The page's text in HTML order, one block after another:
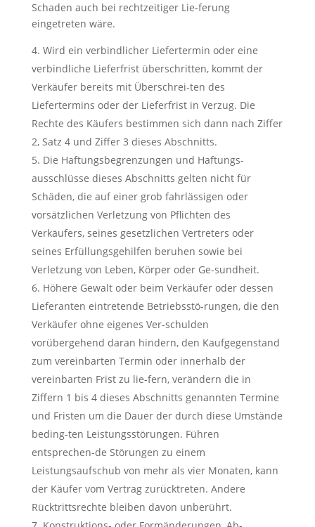
Schaden auch bei rechtzeitiger Lie-ferung
eingetreten wäre.
Wird ein verbindlicher Liefertermin oder eine
verbindliche Lieferfrist überschritten, kommt der
Verkäufer bereits mit Überschrei-ten des
Liefertermins oder der Lieferfrist in Verzug. Die
Rechte des Käufers bestimmen sich dann nach Ziffer
2, Satz 4 und Ziffer 3 dieses Abschnitts.
Die Haftungsbegrenzungen und Haftungs-
ausschlüsse dieses Abschnitts gelten nicht für
Schäden, die auf einer grob fahrlässigen oder
vorsätzlichen Verletzung von Pflichten des
Verkäufers, seines gesetzlichen Vertreters oder
seines Erfüllungsgehilfen beruhen sowie bei
Verletzung von Leben, Körper oder Ge-sundheit.
Höhere Gewalt oder beim Verkäufer oder dessen
Lieferanten eintretende Betriebsstö-rungen, die den
Verkäufer ohne eigenes Ver-schulden
vorübergehend daran hindern, den Kaufgegenstand
zum vereinbarten Termin oder innerhalb der
vereinbarten Frist zu lie-fern, verändern die in
Ziffern 1 bis 4 dieses Abschnitts genannten Termine
und Fristen um die Dauer der durch diese Umstände
beding-ten Leistungsstörungen. Führen
entsprechen-de Störungen zu einem
Leistungsaufschub von mehr als vier Monaten, kann
der Käufer vom Vertrag zurücktreten. Andere
Rücktrittsrechte bleiben davon unberührt.